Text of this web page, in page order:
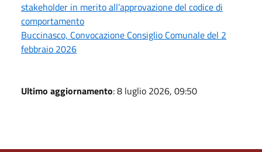
stakeholder in merito all’approvazione del codice di
comportamento
Buccinasco, Convocazione Consiglio Comunale del 2
febbraio 2026
Ultimo aggiornamento: 8 luglio 2026, 09:50